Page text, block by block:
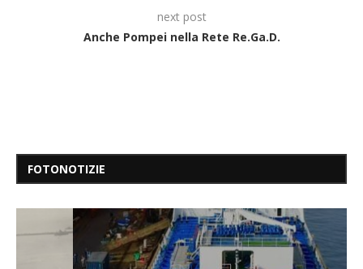
next post
Anche Pompei nella Rete Re.Ga.D.
FOTONOTIZIE